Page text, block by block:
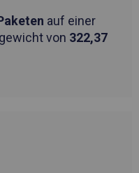
auf einer
von 322,37